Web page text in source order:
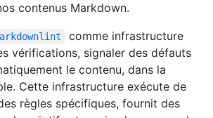
contenus Markdown.
comme infrastructure
vérifications, signaler des défauts
le contenu, dans la
Cette infrastructure exécute de
règles spécifiques, fournit des